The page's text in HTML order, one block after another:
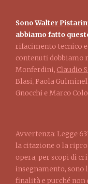
SonoWalter
abbiamo fatto
rifacimento tecnico
contenuti dobbiamo
Monferdini, Claudio
Blasi, Paola
Gnocchi e Marco
Avvertenza: Legge
la citazione o la
opera, per scopi di
insegnamento,
finalità e purché non